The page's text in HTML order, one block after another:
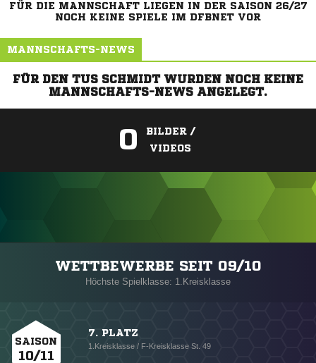
FÜR DIE MANNSCHAFT LIEGEN IN DER SAISON 26/27
NOCH KEINE SPIELE IM DFBNET VOR
MANNSCHAFTS-NEWS
FÜR DEN TUS SCHMIDT WURDEN NOCH KEINE
MANNSCHAFTS-NEWS ANGELEGT.
0
BILDER /
VIDEOS
WETTBEWERBE SEIT 09/10
Höchste Spielklasse: 1.Kreisklasse
SAISON
10/11
7. PLATZ
1.Kreisklasse / F-Kreisklasse St. 49